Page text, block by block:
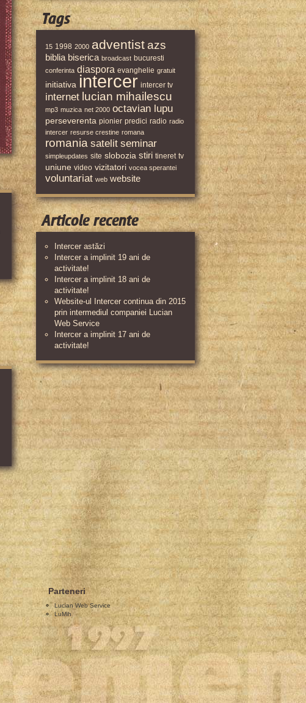
Tags
15 1998 2000 adventistazs
biblia biserica broadcast bucuresti
conferinta diaspora evanghelie gratuit
initiativa intercer intercer tv
internet lucian mihailescu
mp3 muzica net 2000 octavian lupu
perseverenta pionier predici radio radio
intercer resurse crestine romana
romania satelit seminar
simpleupdates site slobozia stiri tineret tv
uniune video vizitatori vocea sperantei
voluntariat web website
Articole recente
Intercer astăzi
Intercer a implinit 19 ani de
activitate!
Intercer a implinit 18 ani de
activitate!
Website-ul Intercer continua din 2015
prin intermediul companiei Lucian
Web Service
Intercer a implinit 17 ani de
activitate!
Parteneri
Lucian Web Service
LuMih